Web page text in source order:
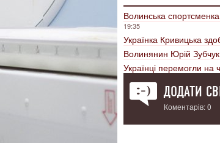
Волинська
19:35
Українка Кривицька
Волинянин Юрій Зубчук
Українці перемогли на
ДОДАТИ
Коментарів: 0